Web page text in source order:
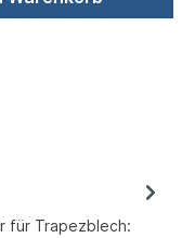
für Trapezblech: